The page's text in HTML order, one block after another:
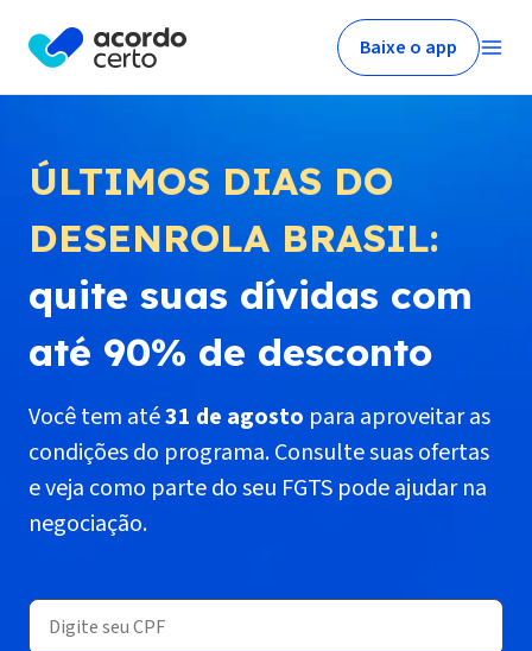
Baixe o app
ÚLTIMOS DIAS DO
DESENROLA BRASIL:
quite suas dívidas com
até 90% de desconto
Você tem até31 de agosto para aproveitar as
condições do programa. Consulte suas ofertas
e veja como parte do seu FGTS pode ajudar na
negociação.